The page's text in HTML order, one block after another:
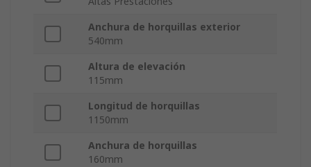
Anchura de horquillas exterior
540mm
Altura de elevación
115mm
Longitud de horquillas
1150mm
Anchura de horquillas
160mm